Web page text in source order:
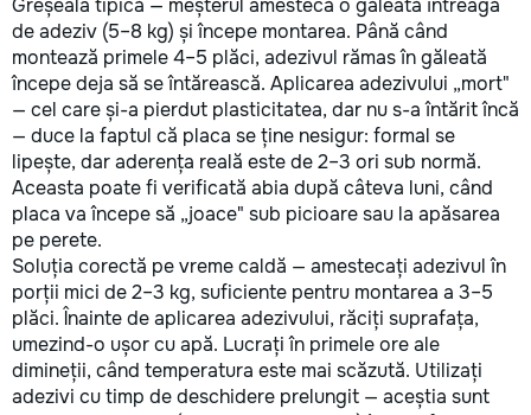
Greșeala tipică — meșterul amestecă o găleată întreagă
de adeziv (5–8 kg) și începe montarea. Până când
montează primele 4–5 plăci, adezivul rămas în găleată
începe deja să se întărească. Aplicarea adezivului „mort"
— cel care și-a pierdut plasticitatea, dar nu s-a întărit încă
— duce la faptul că placa se ține nesigur: formal se
lipește, dar aderența reală este de 2–3 ori sub normă.
Aceasta poate fi verificată abia după câteva luni, când
placa va începe să „joace" sub picioare sau la apăsarea
pe perete.
Soluția corectă pe vreme caldă — amestecați adezivul în
porții mici de 2–3 kg, suficiente pentru montarea a 3–5
plăci. Înainte de aplicarea adezivului, răciți suprafața,
umezind-o ușor cu apă. Lucrați în primele ore ale
dimineții, când temperatura este mai scăzută. Utilizați
adezivi cu timp de deschidere prelungit — aceștia sunt